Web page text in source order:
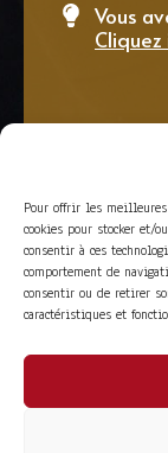
Pour offrir les
cookies pour stocker et/
consentir à ces
comportement de
consentir ou de retirer
caractéristiques et
Vous
Cliquez